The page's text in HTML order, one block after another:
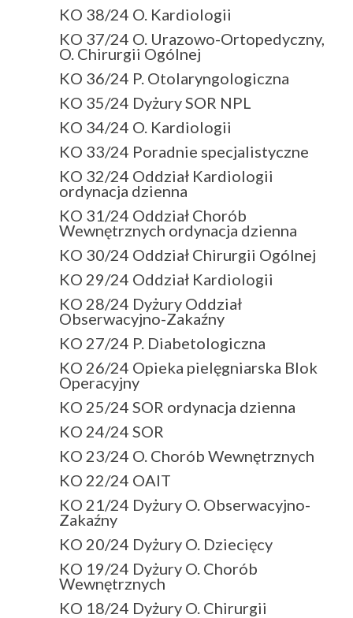
KO 38/24 O. Kardiologii
KO 37/24 O. Urazowo-Ortopedyczny,
O. Chirurgii Ogólnej
KO 36/24 P. Otolaryngologiczna
KO 35/24 Dyżury SOR NPL
KO 34/24 O. Kardiologii
KO 33/24 Poradnie specjalistyczne
KO 32/24 Oddział Kardiologii
ordynacja dzienna
KO 31/24 Oddział Chorób
Wewnętrznych ordynacja dzienna
KO 30/24 Oddział Chirurgii Ogólnej
KO 29/24 Oddział Kardiologii
KO 28/24 Dyżury Oddział
Obserwacyjno-Zakaźny
KO 27/24 P. Diabetologiczna
KO 26/24 Opieka pielęgniarska Blok
Operacyjny
KO 25/24 SOR ordynacja dzienna
KO 24/24 SOR
KO 23/24 O. Chorób Wewnętrznych
KO 22/24 OAIT
KO 21/24 Dyżury O. Obserwacyjno-
Zakaźny
KO 20/24 Dyżury O. Dziecięcy
KO 19/24 Dyżury O. Chorób
Wewnętrznych
KO 18/24 Dyżury O. Chirurgii